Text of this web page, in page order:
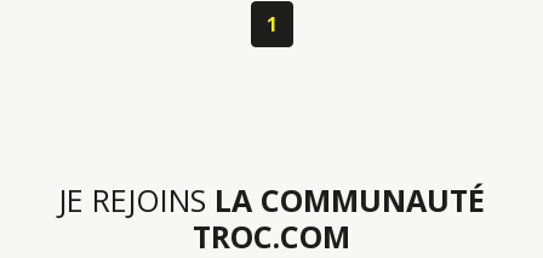
1
JE REJOINS LA COMMUNAUTÉ
TROC.COM